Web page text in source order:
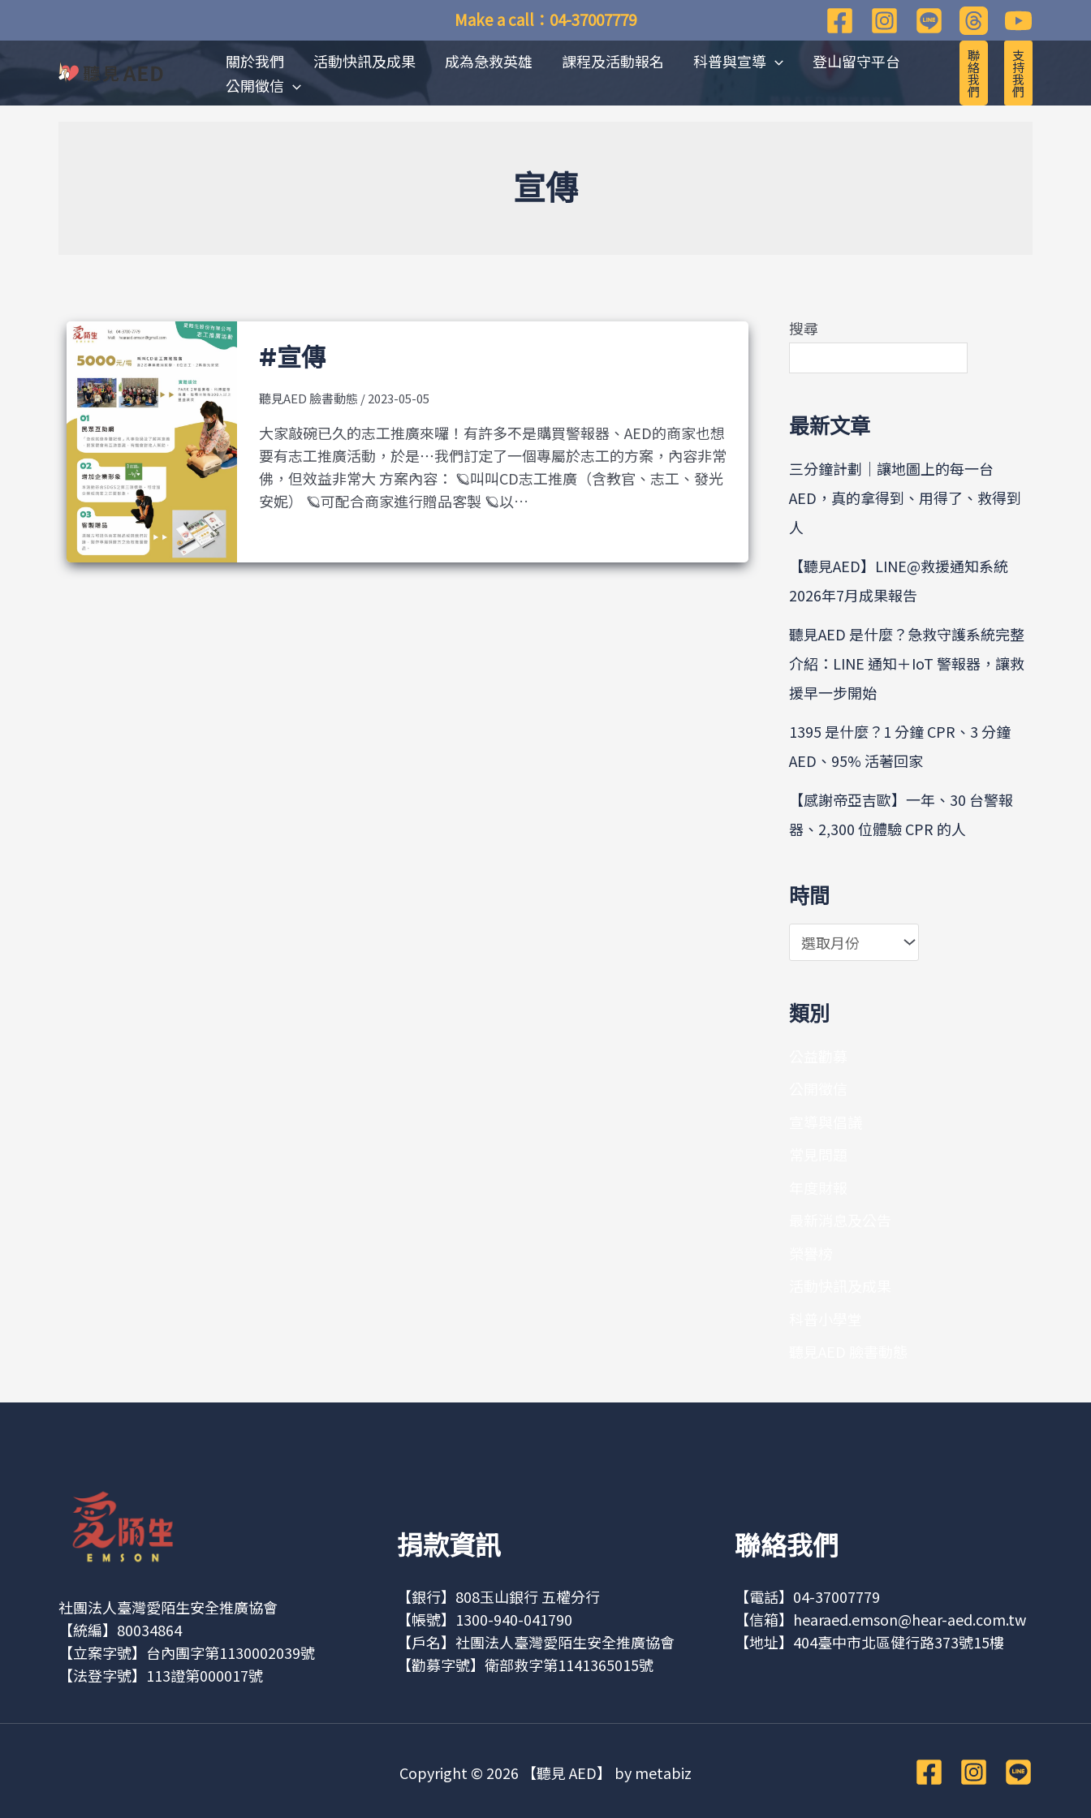
內
Make a call：04-37007779
關於我們 活動快訊及成果 成為急救英雄 課程及活動報名 科普與宣導
登山留守平台
公開徵信
聯
絡
我
們
支
持
我
們
宣傳
#宣傳
聽見AED 臉書動態 /2023-05-05
大家敲碗已久的志工推廣來囉！有許多不是購買警報器、AED的商家也想
要有志工推廣活動，於是⋯我們訂定了一個專屬於志工的方案，內容非常
佛，但效益非常大 方案內容： 🪐叫叫CD志工推廣（含教官、志工、發光
安妮） 🪐可配合商家進行贈品客製 🪐以…
搜尋
最新文章
三分鐘計劃｜讓地圖上的每一台
AED，真的拿得到、用得了、救得到
人
【聽見AED】LINE@救援通知系統
2026年7月成果報告
聽見AED 是什麼？急救守護系統完整
介紹：LINE 通知＋IoT 警報器，讓救
援早一步開始
1395 是什麼？1 分鐘 CPR、3 分鐘
AED、95% 活著回家
【感謝帝亞吉歐】一年、30 台警報
器、2,300 位體驗 CPR 的人
時間
整
類別
社團法人臺灣愛陌生安全推廣協會
【統編】80034864
【立案字號】台內團字第1130002039號
【法登字號】113證第000017號
捐款資訊
【銀行】808玉山銀行 五權分行
【帳號】1300-940-041790
【戶名】社團法人臺灣愛陌生安全推廣協會
【勸募字號】衛部救字第1141365015號
聯絡我們
【電話】04-37007779
【信箱】 hearaed.emson@hear-aed.com.tw
【地址】 404臺中市北區健行路373號15樓
Copyright © 2026 【聽見 AED】 by metabiz